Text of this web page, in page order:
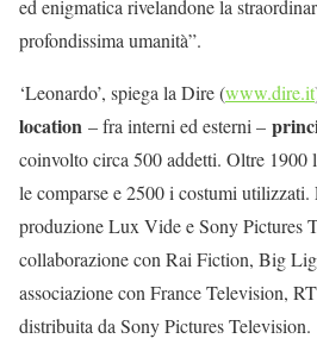
ed enigmatica rivelandone la
profondissima umanità”.
‘Leonardo’, spiega la Dire (www.dire.it
location – fra interni ed esterni –
coinvolto circa 500 addetti. Oltre 1900
le comparse e 2500 i costumi utilizzati.
produzione Lux Vide e Sony Pictures
collaborazione con Rai Fiction, Big
associazione con France Television,
distribuita da Sony Pictures Television.